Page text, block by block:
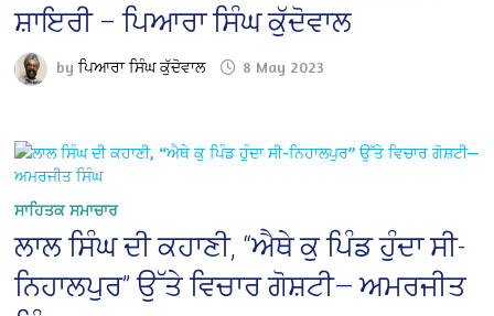
ਸ਼ਾਇਰੀ – ਪਿਆਰਾ ਸਿੰਘ ਕੁੱਦੋਵਾਲ
byਪਿਆਰਾ ਸਿੰਘ ਕੁੱਦੋਵਾਲ 8 May 2023
ਸਾਹਿਤਕ ਸਮਾਚਾਰ
ਲਾਲ ਸਿੰਘ ਦੀ ਕਹਾਣੀ, “ਐਥੇ ਕੁ ਪਿੰਡ ਹੁੰਦਾ ਸੀ-
ਨਿਹਾਲਪੁਰ” ਉੱਤੇ ਵਿਚਾਰ ਗੋਸ਼ਟੀ— ਅਮਰਜੀਤ